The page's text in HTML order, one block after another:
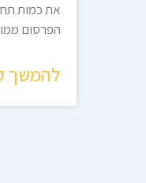
את כמות
הפרסום
להמשך